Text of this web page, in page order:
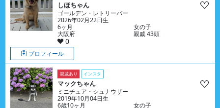
しほちゃん
ゴールデン・レトリーバー
2026年02月22日生
6ヶ月
女の子
大阪府
親戚 43頭
0
プロフィール
親戚あり インスタ
マックちゃん
ミニチュア・シュナウザー
2019年10月04日生
6歳10ヶ月
女の子